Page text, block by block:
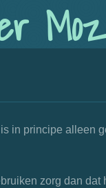
in principe alleen
zorg dan dat